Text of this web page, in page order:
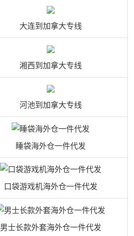
大连到加拿大专线
湘西到加拿大专线
河池到加拿大专线
睡袋海外仓一件代发
口袋游戏机海外仓一件代发
男士长款外套海外仓一件代发